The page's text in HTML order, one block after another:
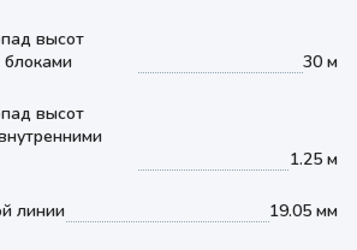
высот
30 м
высот
1.25 м
линии 19.05 мм